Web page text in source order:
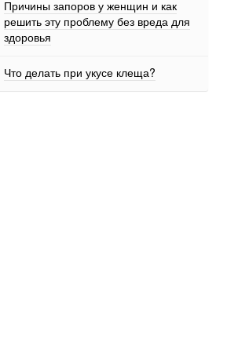
Причины запоров у женщин и как
решить эту проблему без вреда для
здоровья
Что делать при укусе клеща?